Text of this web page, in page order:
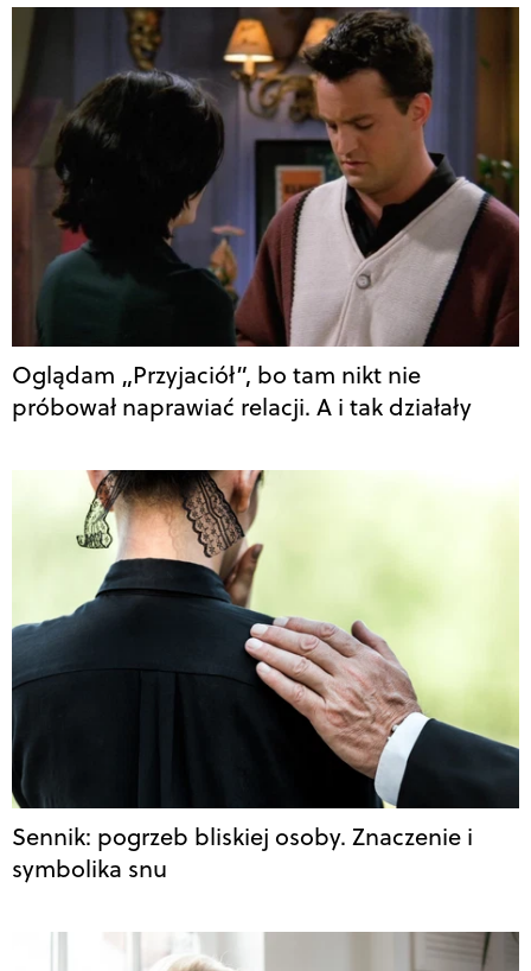
Oglądam „Przyjaciół”, bo tam nikt nie
próbował naprawiać relacji. A i tak działały
Sennik: pogrzeb bliskiej osoby. Znaczenie i
symbolika snu